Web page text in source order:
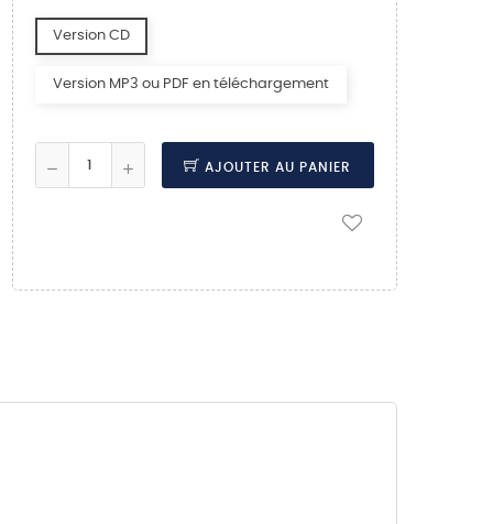
Version CD
Version MP3 ou PDF en téléchargement
AJOUTER AU PANIER